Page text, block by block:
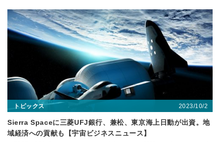
トピックス 2023/10/2
Sierra Spaceに三菱UFJ銀行、兼松、東京海上日動が出資。地
域経済への貢献も【宇宙ビジネスニュース】